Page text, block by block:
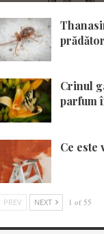
Crinul
parfum
Ce este
PREV NEXT 1 of 55